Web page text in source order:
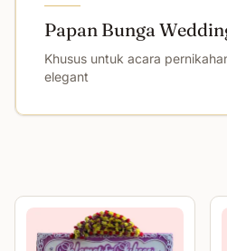
Papan Bunga
Khusus untuk acara
elegant